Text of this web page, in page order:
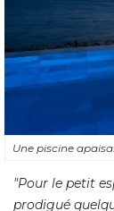
Une piscine
"Pour le petit
prodigué